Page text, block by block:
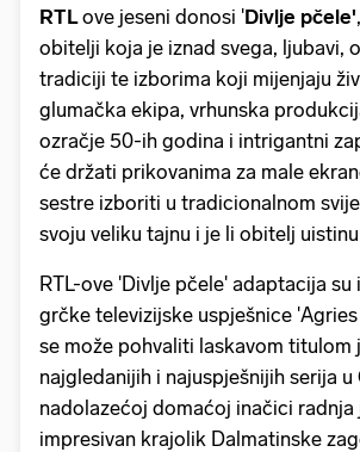
RTLove jeseni donosi 'Divlje pčele'
obitelji koja je iznad svega, ljubavi,
tradiciji te izborima koji mijenjaju
glumačka ekipa, vrhunska
ozračje 50-ih godina i intrigantni
će držati prikovanima za male
sestre izboriti u tradicionalnom
svoju veliku tajnu i je li obitelj
RTL-ove 'Divlje pčele' adaptacija su
grčke televizijske uspješnice
se može pohvaliti laskavom titulom
najgledanijih i najuspješnijih serija u
nadolazećoj domaćoj inačici radnja
impresivan krajolik Dalmatinske